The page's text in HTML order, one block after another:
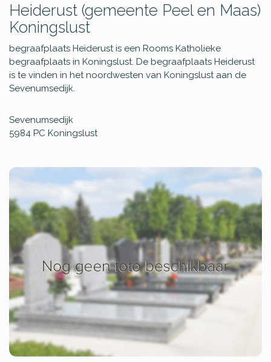
Heiderust (gemeente Peel en Maas)
Koningslust
begraafplaats Heiderust is een Rooms Katholieke
begraafplaats in Koningslust. De begraafplaats Heiderust
is te vinden in het noordwesten van Koningslust aan de
Sevenumsedijk.
Sevenumsedijk
5984 PC Koningslust